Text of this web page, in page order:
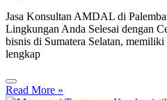
Jasa Konsultan AMDAL di
Lingkungan Anda Selesai dengan
bisnis di Sumatera Selatan,
lengkap
Read More »